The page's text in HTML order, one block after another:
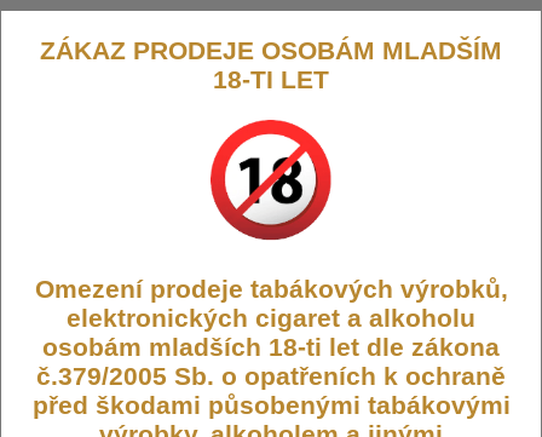
Vaporesso XROS 3 Pod Mesh cartridge
Tato náhradní cartridge je kompatibilní s řadou Vaporesso XROS
Kód:
CARTRIDGE-VAPOR-XROS-3-06
Dostupnost: Skladem
Počet ks:
57 ks
ZÁKAZ PRODEJE OSOBÁM MLADŠÍM
18-TI LET
Omezení prodeje tabákových výrobků,
elektronických cigaret a alkoholu
osobám mladších 18-ti let dle zákona
č.379/2005 Sb. o opatřeních k ochraně
před škodami působenými tabákovými